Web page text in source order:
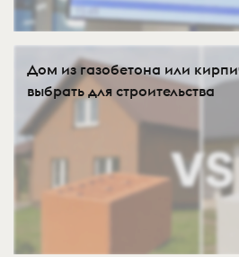
Дом из газобетона или
выбрать для строительства